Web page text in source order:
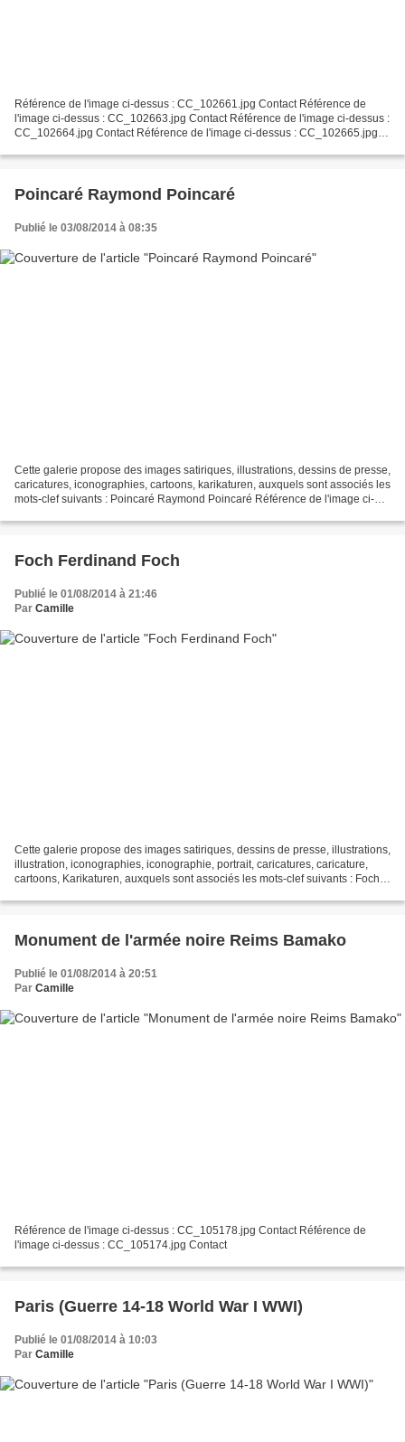
Référence de l'image ci-dessus : CC_102661.jpg Contact Référence de
l'image ci-dessus : CC_102663.jpg Contact Référence de l'image ci-dessus :
CC_102664.jpg Contact Référence de l'image ci-dessus : CC_102665.jpg
Poincaré Raymond Poincaré
Publié le 03/08/2014 à 08:35
Cette galerie propose des images satiriques, illustrations, dessins de presse,
caricatures, iconographies, cartoons, karikaturen, auxquels sont associés les
mots-clef suivants : Poincaré Raymond Poincaré Référence de l'image ci-
Foch Ferdinand Foch
Publié le 01/08/2014 à 21:46
Par Camille
Cette galerie propose des images satiriques, dessins de presse, illustrations,
illustration, iconographies, iconographie, portrait, caricatures, caricature,
cartoons, Karikaturen, auxquels sont associés les mots-clef suivants : Foch
Monument de l'armée noire Reims Bamako
Publié le 01/08/2014 à 20:51
Par Camille
Référence de l'image ci-dessus : CC_105178.jpg Contact Référence de
l'image ci-dessus : CC_105174.jpg Contact
Paris (Guerre 14-18 World War I WWI)
Publié le 01/08/2014 à 10:03
Par Camille